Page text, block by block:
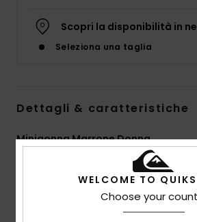
Scopri la disponibilità in
Seleziona una taglia
Dettagli & caratteristiche
Minigonna Marrone Donna
Codice
WELCOME TO
Choose your